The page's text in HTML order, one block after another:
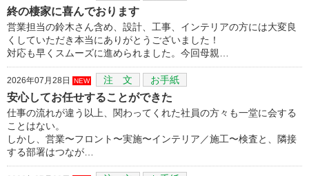
終の棲家に喜んでおります
営業担当の鈴木さん含め、設計、工事、インテリアの方には大変良
くしていただき本当にありがとうございました！
対応も早くスムーズに進められました。今回母親…
2026年07月28日 NEW 注 文 お手紙
安心してお任せすることができた
仕事の流れが違う以上、関わってくれた社員の方々も一堂に会する
ことはない。
しかし、営業〜フロント〜実施〜インテリア／施工〜検査と、隣接
する部署はつなが…